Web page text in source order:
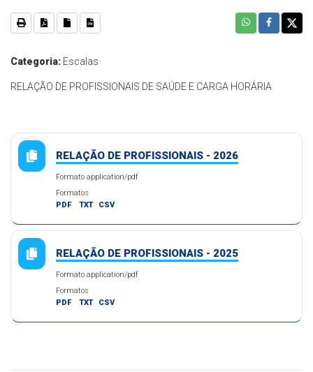
Categoria: Escalas
RELAÇÃO DE PROFISSIONAIS DE SAÚDE E CARGA HORÁRIA
RELAÇÃO DE PROFISSIONAIS - 2026
Formato application/pdf
Formatos
PDF
TXT CSV
RELAÇÃO DE PROFISSIONAIS - 2025
Formato application/pdf
Formatos
PDF
TXT CSV